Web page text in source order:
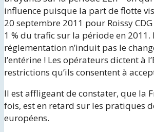
influence puisque la part de flotte
20 septembre 2011 pour Roissy
1 % du trafic sur la période en 2011.
réglementation n’induit pas le
l’entérine ! Les opérateurs dictent à
restrictions qu’ils consentent à
Il est affligeant de constater, que la
fois, est en retard sur les pratiques
européens.